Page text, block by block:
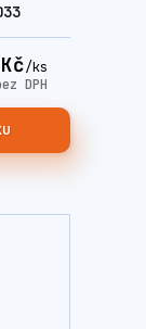
/ks
DPH